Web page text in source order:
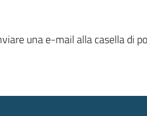
una e-mail alla casella di